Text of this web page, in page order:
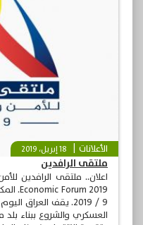
الأعلانات 18 إبريل، 2019
ملتقى الرافدين
9 / 2019. يقف العراق
العسكري والشروع ببناء